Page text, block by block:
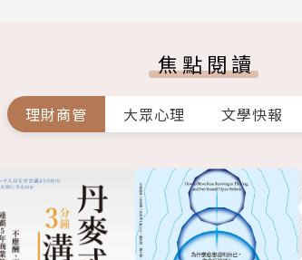
焦點閱讀
理財商管 大眾心理 文學快報